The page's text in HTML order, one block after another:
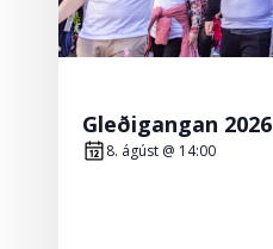
Gleðigangan 2026
8. ágúst @ 14:00